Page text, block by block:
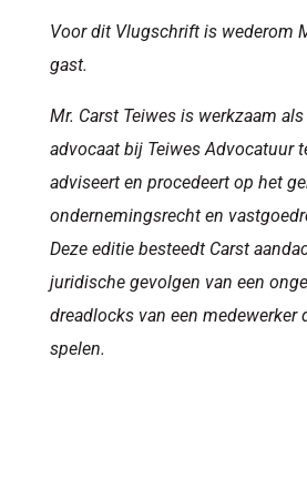
Voor dit Vlugschrift is wederom
gast.
Mr. Carst Teiwes is werkzaam
advocaat bij Teiwes Advocatuur
adviseert en procedeert op het
ondernemingsrecht en
Deze editie besteedt Carst
juridische gevolgen van een
dreadlocks van een medewerker
spelen.